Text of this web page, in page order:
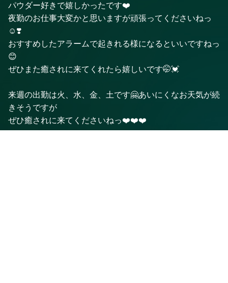
パウダー好きで嬉しかったです❤️
夜勤のお仕事大変かと思いますが頑張ってくださいねっ
☺️❣️
おすすめしたアラームで起きれる様になるといいですねっ
😊
ぜひまた癒されに来てくれたら嬉しいです🤭💓
来週の出勤は火、水、金、土です🤗あいにくなお天気が続
きそうですが
ぜひ癒されに来てくださいねっ❤️❤️❤️